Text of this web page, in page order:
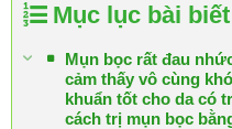
Mục lục bài biết
Mụn bọc rất đau
cảm thấy vô cùng
khuẩn tốt cho da có
cách trị mụn bọc